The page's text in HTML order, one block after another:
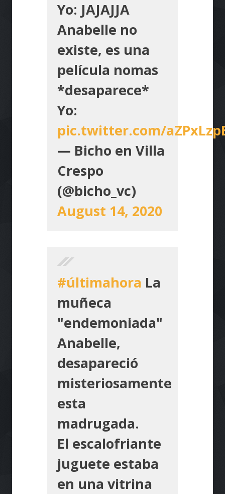
Yo: JAJAJJA
Anabelle no
existe, es una
película nomas
*desaparece*
Yo:
pic.twitter.com/
— Bicho en Villa
Crespo
(@bicho_vc)
August 14, 2020
#últimahora La
muñeca
"endemoniada"
Anabelle,
desapareció
misteriosamente
esta
madrugada.
El escalofriante
juguete estaba
en una vitrina